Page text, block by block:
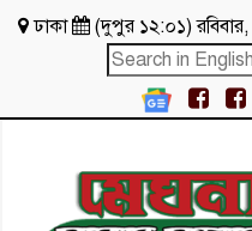
ঢাকা (দুপুর ১২:০১)রবিবার,